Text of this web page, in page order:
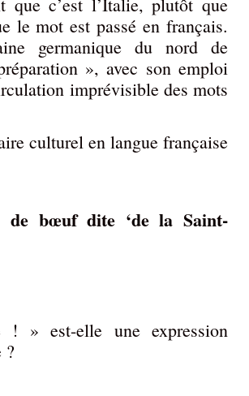
le mot est passé en français.
germanique du nord de
», avec son emploi
imprévisible des mots
culturel en langue française
de bœuf dite ‘de la Saint-
! » est-elle une expression
?